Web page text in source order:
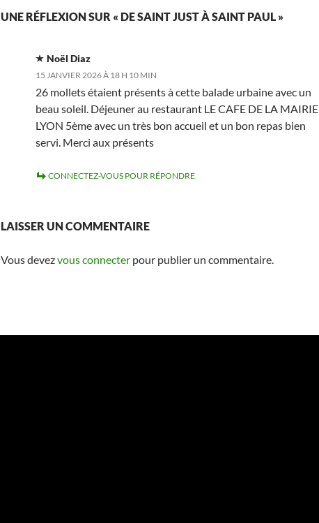
UNE RÉFLEXION SUR « DE SAINT JUST À SAINT PAUL »
Noël Diaz
15 JANVIER 2026 À 18 H 10 MIN
26 mollets étaient présents à cette balade urbaine avec un
beau soleil. Déjeuner au restaurant LE CAFE DE LA MAIRIE
LYON 5ème avec un très bon accueil et un bon repas bien
servi. Merci aux présents
CONNECTEZ-VOUS POUR RÉPONDRE
LAISSER UN COMMENTAIRE
Vous devezvous connecter pour publier un commentaire.